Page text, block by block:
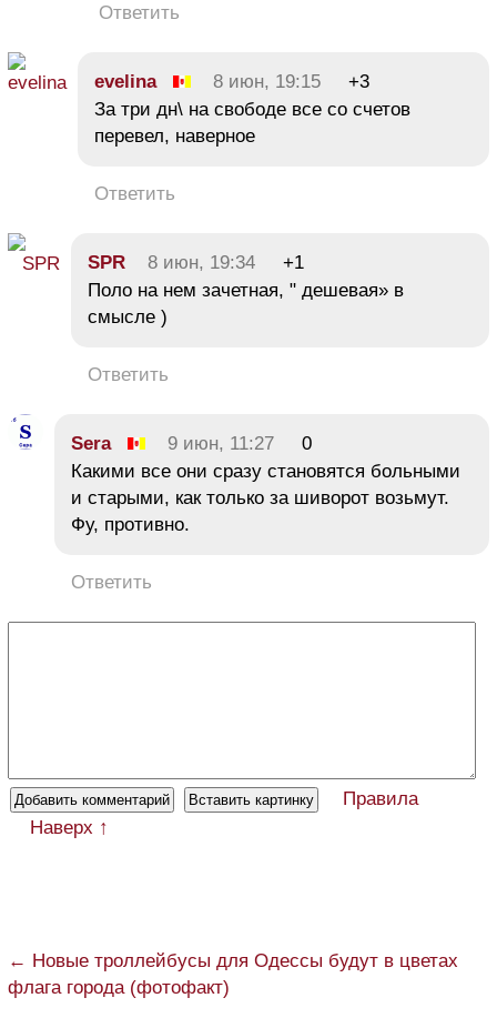
Ответить
evelina 8 июн, 19:15
+3
За три дн\ на свободе все со счетов
перевел, наверное
Ответить
SPR 8 июн, 19:34
+1
Поло на нем зачетная, " дешевая» в
смысле )
Ответить
Sera 9 июн, 11:27
0
Какими все они сразу становятся больными
и старыми, как только за шиворот возьмут.
Фу, противно.
Ответить
Правила
Наверх ↑
← Новые троллейбусы для Одессы будут в цветах
флага города (фотофакт)